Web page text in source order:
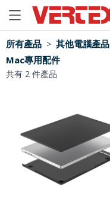
已加入購物車
所有產品 > 其他電腦產品
Mac專用配件
共有 2 件產品